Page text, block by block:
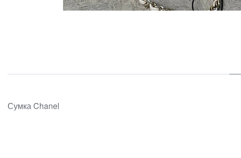
Сумка Chanel